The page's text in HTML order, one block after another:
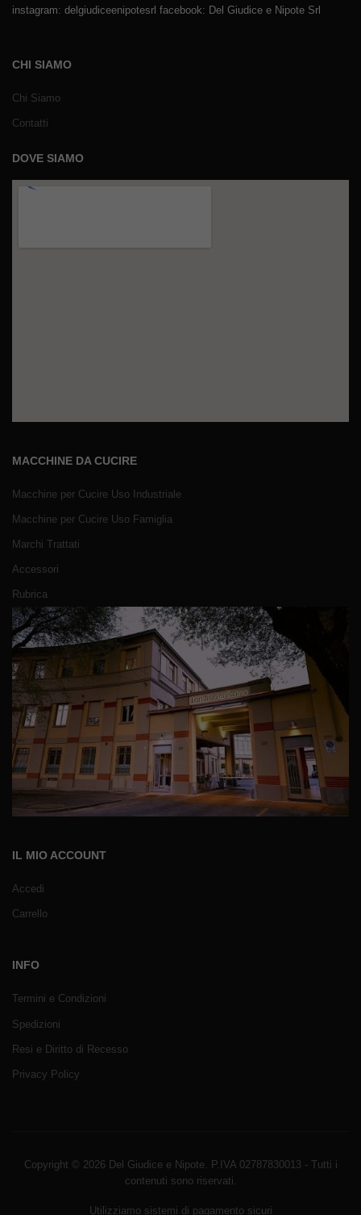
instagram: delgiudiceenipotesrl facebook: Del Giudice e Nipote Srl
CHI SIAMO
Chi Siamo
Contatti
DOVE SIAMO
MACCHINE DA CUCIRE
Macchine per Cucire Uso Industriale
Macchine per Cucire Uso Famiglia
Marchi Trattati
Accessori
Rubrica
IL MIO ACCOUNT
Accedi
Carrello
INFO
Termini e Condizioni
Spedizioni
Resi e Diritto di Recesso
Privacy Policy
Copyright © 2026 Del Giudice e Nipote. P.IVA 02787830013 - Tutti i
contenuti sono riservati.
Utilizziamo sistemi di pagamento sicuri